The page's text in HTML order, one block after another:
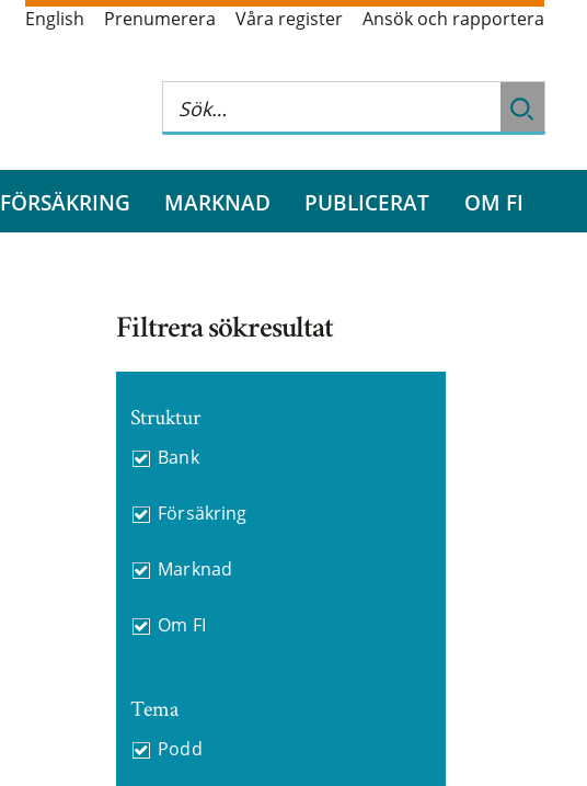
English Prenumerera Våra register Ansök och rapportera
FÖRSÄKRING MARKNAD PUBLICERAT OM FI
Filtrera sökresultat
Struktur
Bank
Försäkring
Marknad
Om FI
Tema
Podd